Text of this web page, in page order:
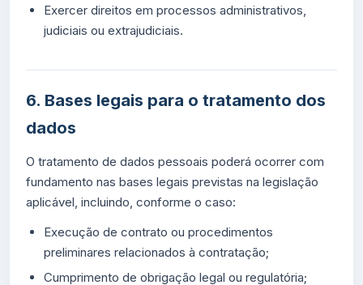
Exercer direitos em processos administrativos,
judiciais ou extrajudiciais.
6. Bases legais para o tratamento dos
dados
O tratamento de dados pessoais poderá ocorrer com
fundamento nas bases legais previstas na legislação
aplicável, incluindo, conforme o caso:
Execução de contrato ou procedimentos
preliminares relacionados à contratação;
Cumprimento de obrigação legal ou regulatória;